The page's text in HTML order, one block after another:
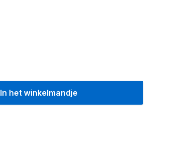
In het winkelmandje